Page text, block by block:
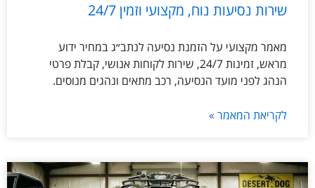
שירות נסיעות נוח, מקצועי וזמין 24/7
מאמר מקצועי על הזמנת נסיעה לנתב״ג במחיר ידוע
מראש, זמינות 24/7, שירות לקוחות אנושי, קבלת פרטי
הנהג לפני מועד הנסיעה, רכב מתאים ונהגים מנוסים.
לקריאת המאמר »